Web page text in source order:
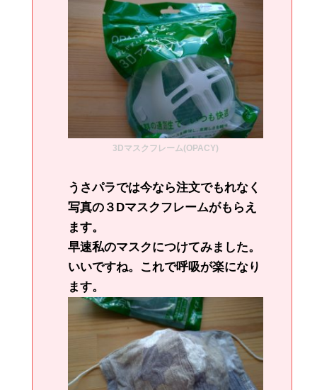
3Dマスクフレーム(OPACY)
うさパラでは今なら注文でもれなく
写真の３Dマスクフレームがもらえ
ます。
早速私のマスクにつけてみました。
いいですね。これで呼吸が楽になり
ます。